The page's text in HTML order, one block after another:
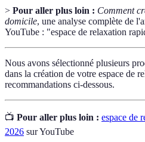
> Pour aller plus loin : Comment
domicile, une analyse complète de
YouTube : "espace de relaxation
Nous avons sélectionné plusieurs
dans la création de votre espace de
recommandations ci-dessous.
📺 Pour aller plus loin : espace de
2026 sur YouTube